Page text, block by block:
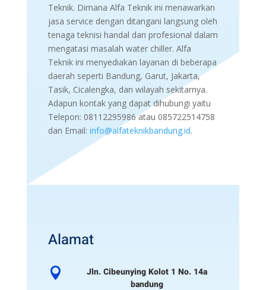
Teknik. Dimana Alfa Teknik ini menawarkan
jasa service dengan ditangani langsung oleh
tenaga teknisi handal dan profesional dalam
mengatasi masalah water chiller. Alfa
Teknik ini menyediakan layanan di beberapa
daerah seperti Bandung, Garut, Jakarta,
Tasik, Cicalengka, dan wilayah sekitarnya.
Adapun kontak yang dapat dihubungi yaitu
Telepon: 08112295986 atau 085722514758
dan Email: info@alfateknikbandung.id.
Alamat

Jln. Cibeunying Kolot 1 No. 14a
bandung